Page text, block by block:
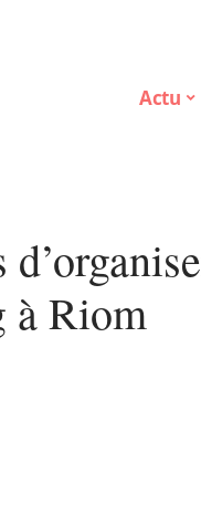
Actu
à Riom